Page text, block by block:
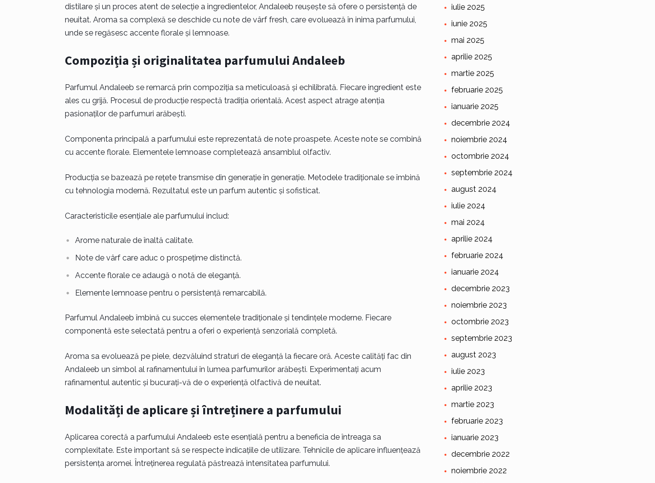
distilare și un proces atent de selecție a ingredientelor, Andaleeb reușește să ofere o persistență de
neuitat. Aroma sa complexă se deschide cu note de vârf fresh, care evoluează în inima parfumului,
unde se regăsesc accente florale și lemnoase.
Compoziția și originalitatea parfumului Andaleeb
Parfumul Andaleeb se remarcă prin compoziția sa meticuloasă și echilibrată. Fiecare ingredient este
ales cu grijă. Procesul de producție respectă tradiția orientală. Acest aspect atrage atenția
pasionaților de parfumuri arăbești.
Componenta principală a parfumului este reprezentată de note proaspete. Aceste note se combină
cu accente florale. Elementele lemnoase completează ansamblul olfactiv.
Producția se bazează pe rețete transmise din generație în generație. Metodele tradiționale se îmbină
cu tehnologia modernă. Rezultatul este un parfum autentic și sofisticat.
Caracteristicile esențiale ale parfumului includ:
Arome naturale de înaltă calitate.
Note de vârf care aduc o prospețime distinctă.
Accente florale ce adaugă o notă de eleganță.
Elemente lemnoase pentru o persistență remarcabilă.
Parfumul Andaleeb îmbină cu succes elementele tradiționale și tendințele moderne. Fiecare
componentă este selectată pentru a oferi o experiență senzorială completă.
Aroma sa evoluează pe piele, dezvăluind straturi de eleganță la fiecare oră. Aceste calități fac din
Andaleeb un simbol al rafinamentului în lumea parfumurilor arăbești. Experimentați acum
rafinamentul autentic și bucurați-vă de o experiență olfactivă de neuitat.
Modalități de aplicare și întreținere a parfumului
Aplicarea corectă a parfumului Andaleeb este esențială pentru a beneficia de întreaga sa
complexitate. Este important să se respecte indicațiile de utilizare. Tehnicile de aplicare influențează
persistența aromei. Întreținerea regulată păstrează intensitatea parfumului.
iulie 2025
iunie 2025
mai 2025
aprilie 2025
martie 2025
februarie 2025
ianuarie 2025
decembrie 2024
noiembrie 2024
octombrie 2024
septembrie 2024
august 2024
iulie 2024
mai 2024
aprilie 2024
februarie 2024
ianuarie 2024
decembrie 2023
noiembrie 2023
octombrie 2023
septembrie 2023
august 2023
iulie 2023
aprilie 2023
martie 2023
februarie 2023
ianuarie 2023
decembrie 2022
noiembrie 2022